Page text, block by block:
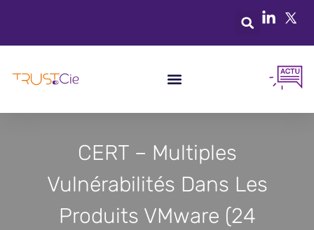
CERT – Multiples
Vulnérabilités Dans Les
Produits VMware (24